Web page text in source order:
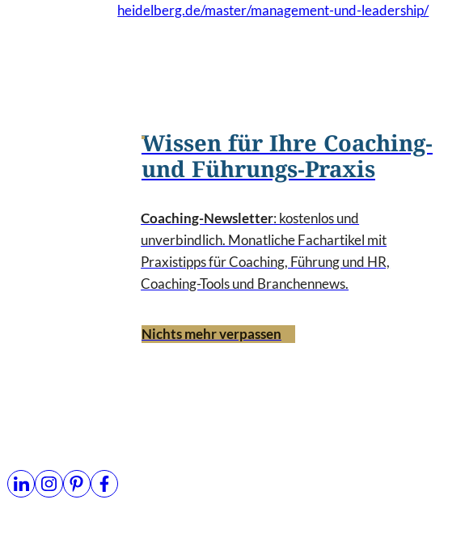
heidelberg.de/master/management-und-leadership/
Wissen für Ihre Coaching-
und Führungs-Praxis
Coaching-Newsletter: kostenlos und
unverbindlich. Monatliche Fachartikel mit
Praxistipps für Coaching, Führung und HR,
Coaching-Tools und Branchennews.
Nichts mehr verpassen